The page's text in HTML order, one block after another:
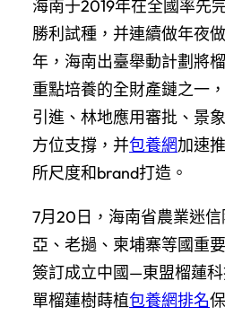
海南于2019年在全國率先
勝利試種，并連續做年夜
年，海南出臺舉動計劃將
重點培養的全財產鏈之一
引進、林地應用審批、景
方位支撐，并包養網加速
所尺度和brand打造。
7月20日，海南省農業迷
亞、老撾、柬埔寨等國重
簽訂成立中國—東盟榴蓮
單榴蓮樹蒔植包養網排名